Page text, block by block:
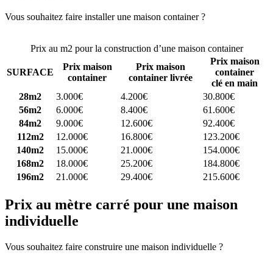
Vous souhaitez faire installer une maison container ?
Prix au m2 pour la construction d’une maison container
SURFACE
Prix maison
container
Prix maison
container livrée
Prix maison
container
clé en main
28m2
3.000€ 4.200€
30.800€
56m2
6.000€ 8.400€
61.600€
84m2
9.000€ 12.600€
92.400€
112m2
12.000€ 16.800€
123.200€
140m2
15.000€ 21.000€
154.000€
168m2
18.000€ 25.200€
184.800€
196m2
21.000€ 29.400€ 215.600€
Prix au mètre carré pour une maison
individuelle
Vous souhaitez faire construire une maison individuelle ?